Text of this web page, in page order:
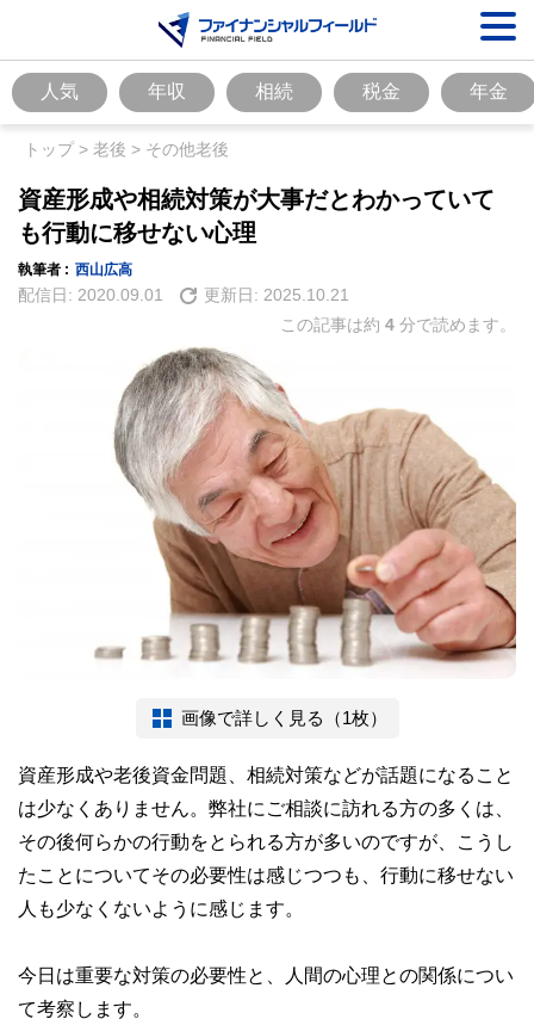
人気 年収 相続 税金 年金
トップ> 老後 > その他老後
資産形成や相続対策が大事だとわかっていて
も行動に移せない心理
執筆者 : 西山広高
配信日: 2020.09.01 更新日: 2025.10.21
この記事は約 4 分で読めます。
画像で詳しく見る（1枚）
資産形成や老後資金問題、相続対策などが話題になること
は少なくありません。弊社にご相談に訪れる方の多くは、
その後何らかの行動をとられる方が多いのですが、こうし
たことについてその必要性は感じつつも、行動に移せない
人も少なくないように感じます。
今日は重要な対策の必要性と、人間の心理との関係につい
て考察します。